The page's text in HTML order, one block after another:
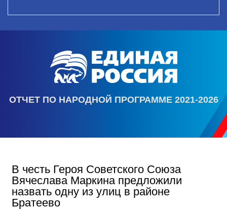
ОТЧЕТ ПО НАРОДНОЙ ПРОГРАММЕ 2021-2026
В честь Героя Советского Союза
Вячеслава Маркина предложили
назвать одну из улиц в районе
Братеево